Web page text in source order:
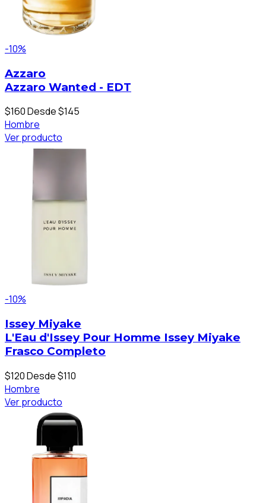
-10%
Azzaro
Azzaro Wanted - EDT
$160Desde $145
Hombre
Ver producto
-10%
Issey Miyake
L'Eau d'Issey Pour Homme Issey Miyake
Frasco Completo
$120Desde $110
Hombre
Ver producto